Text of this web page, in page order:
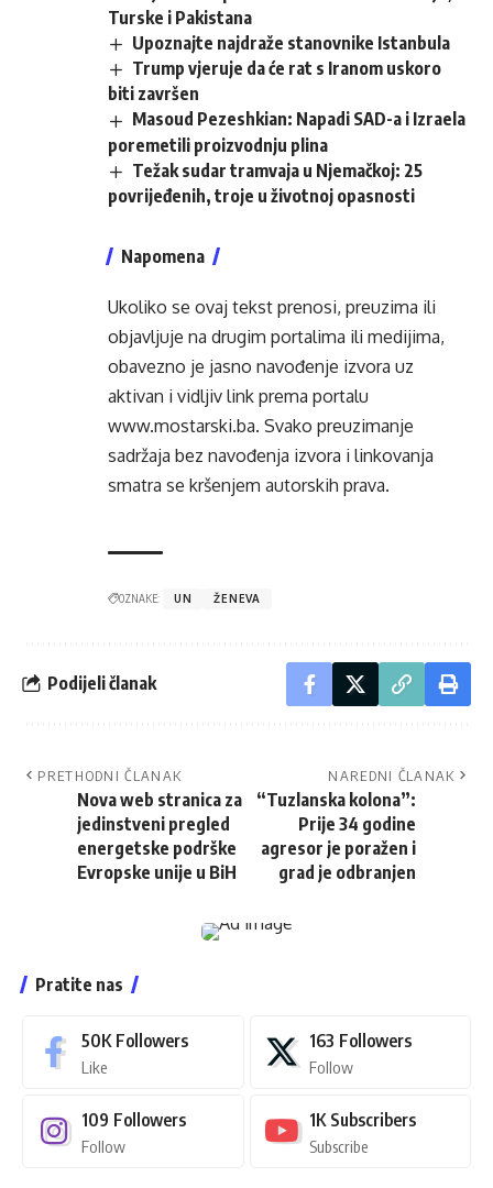
Turske i Pakistana
Upoznajte najdraže stanovnike Istanbula
Trump vjeruje da će rat s Iranom uskoro
biti završen
Masoud Pezeshkian: Napadi SAD-a i Izraela
poremetili proizvodnju plina
Težak sudar tramvaja u Njemačkoj: 25
povrijeđenih, troje u životnoj opasnosti
Napomena
Ukoliko se ovaj tekst prenosi, preuzima ili
objavljuje na drugim portalima ili medijima,
obavezno je jasno navođenje izvora uz
aktivan i vidljiv link prema portalu
www.mostarski.ba. Svako preuzimanje
sadržaja bez navođenja izvora i linkovanja
smatra se kršenjem autorskih prava.
OZNAKE: UN ŽENEVA
Podijeli članak
PRETHODNI ČLANAK
Nova web stranica za
jedinstveni pregled
energetske podrške
Evropske unije u BiH
NAREDNI ČLANAK
“Tuzlanska kolona”:
Prije 34 godine
agresor je poražen i
grad je odbranjen
Pratite nas
50K Followers
Like
163 Followers
Follow
109 Followers
Follow
1K Subscribers
Subscribe